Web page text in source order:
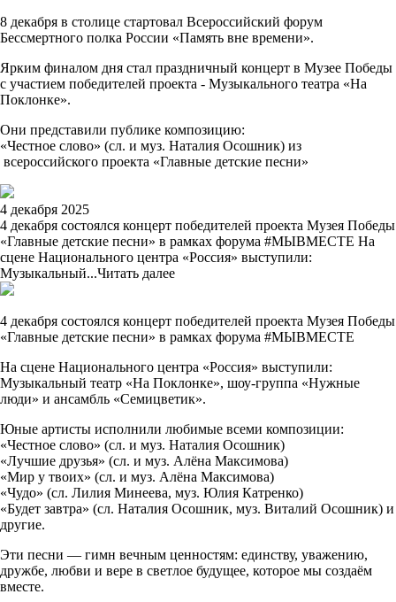
8 декабря в столице стартовал Всероссийский форум
Бессмертного полка России «Память вне времени».
Ярким финалом дня стал праздничный концерт в Музее Победы
с участием победителей проекта - Музыкального театра «На
Поклонке».
Они представили публике композицию:
«Честное слово» (сл. и муз. Наталия Осошник) из
всероссийского проекта «Главные детские песни»
4 декабря 2025
4 декабря состоялся концерт победителей проекта Музея Победы
«Главные детские песни» в рамках форума #МЫВМЕСТЕ На
сцене Национального центра «Россия» выступили:
Музыкальный...Читать далее
4 декабря состоялся концерт победителей проекта Музея Победы
«Главные детские песни» в рамках форума #МЫВМЕСТЕ
На сцене Национального центра «Россия» выступили:
Музыкальный театр «На Поклонке», шоу-группа «Нужные
люди» и ансамбль «Семицветик».
Юные артисты исполнили любимые всеми композиции:
«Честное слово» (сл. и муз. Наталия Осошник)
«Лучшие друзья» (сл. и муз. Алёна Максимова)
«Мир у твоих» (сл. и муз. Алёна Максимова)
«Чудо» (сл. Лилия Минеева, муз. Юлия Катренко)
«Будет завтра» (сл. Наталия Осошник, муз. Виталий Осошник) и
другие.
Эти песни — гимн вечным ценностям: единству, уважению,
дружбе, любви и вере в светлое будущее, которое мы создаём
вместе.